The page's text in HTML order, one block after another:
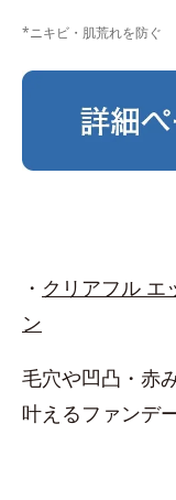
*ニキビ・肌荒れを防ぐ
・ クリアフル エ
ン
毛穴や凹凸・赤
叶えるファンデ